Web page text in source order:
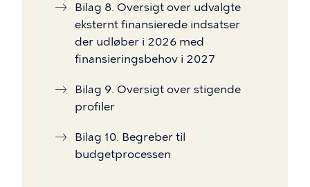
Bilag 8. Oversigt over udvalgte
eksternt finansierede indsatser
der udløber i 2026 med
finansieringsbehov i 2027
Bilag 9. Oversigt over stigende
profiler
Bilag 10. Begreber til
budgetprocessen